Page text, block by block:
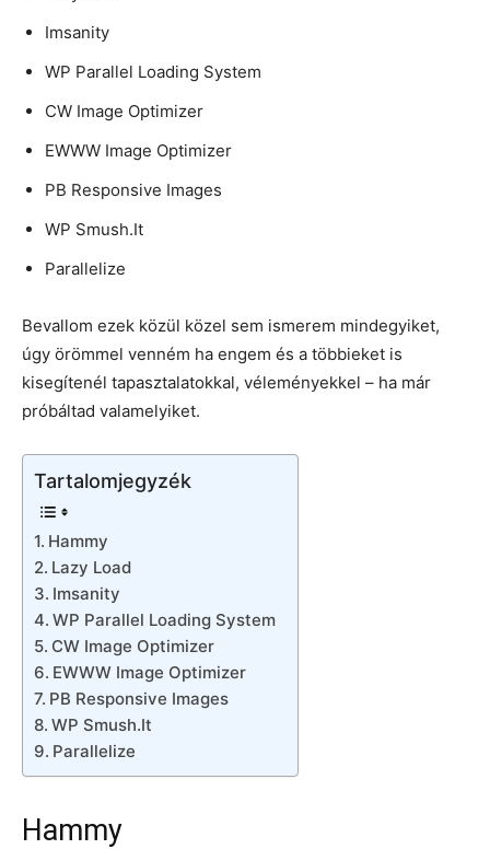
Imsanity
WP Parallel Loading System
CW Image Optimizer
EWWW Image Optimizer
PB Responsive Images
WP Smush.It
Parallelize
Bevallom ezek közül közel sem ismerem mindegyiket,
úgy örömmel venném ha engem és a többieket is
kisegítenél tapasztalatokkal, véleményekkel – ha már
próbáltad valamelyiket.
Tartalomjegyzék
Hammy
Lazy Load
Imsanity
WP Parallel Loading System
CW Image Optimizer
EWWW Image Optimizer
PB Responsive Images
WP Smush.It
Parallelize
Hammy